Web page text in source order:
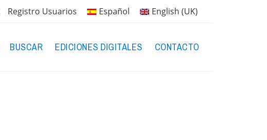
Registro Usuarios Español English (UK)
BUSCAR EDICIONES DIGITALES CONTACTO